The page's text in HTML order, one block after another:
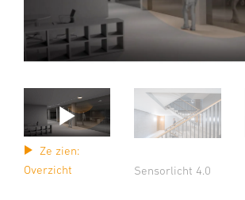
Ze zien:
Overzicht
Sensorlicht 4.0